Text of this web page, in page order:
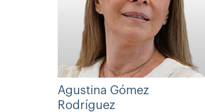
Agustina Gómez
Rodríguez